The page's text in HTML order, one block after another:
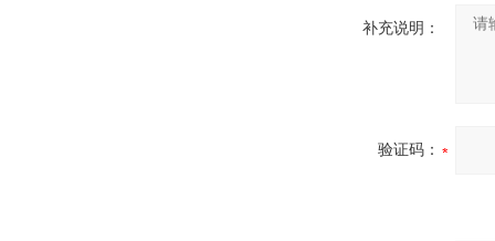
补充说明：
验证码：